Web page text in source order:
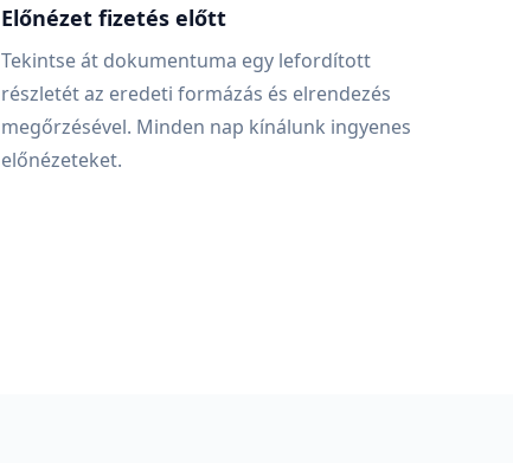
Előnézet fizetés előtt
Tekintse át dokumentuma egy lefordított
részletét az eredeti formázás és elrendezés
megőrzésével. Minden nap kínálunk ingyenes
előnézeteket.